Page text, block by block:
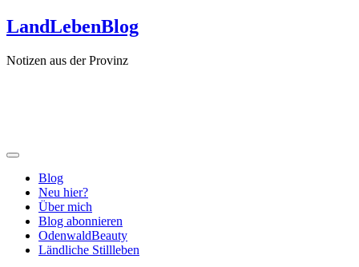
Zum
Inhalt
LandLebenBlog
Notizen aus der Provinz
Blog
Neu hier?
Über mich
Blog abonnieren
OdenwaldBeauty
Ländliche Stillleben